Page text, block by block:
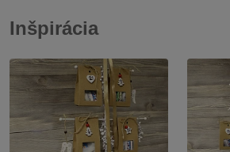
Inšpirácia